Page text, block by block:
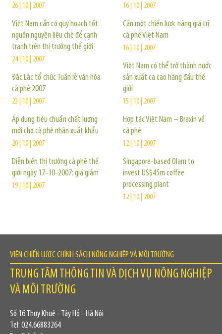
26 | 10 | 2007
Việt Nam cần có quy hoạch tốt
nguồn nguyên liệu chè để cạnh
tranh trên thị trường thế giới
24 | 10 | 2007
Đắc Lắc tổ chức Tuần lễ văn hóa
cà phê 2007
23 | 10 | 2007
Áp dụng tiêu chuẩn chất lượng
mới cho cà phê nhân xuất khẩu
20 | 10 | 2007
Diễn biến thị trường cà phê thế
giới ngày 17-10-2007: giá giảm
19 | 10 | 2007
16 | 10 | 2007
Cần một chiến lược nâng giá trị
cà phê Việt Nam
16 | 10 | 2007
Việt Nam có thể trở thành nước
sản xuất ca cao hàng đầu thế
giới
15 | 10 | 2007
Hợp tác Việt Nam – Braxin về
cà phê
12 | 10 | 2007
Singapore-based Olam to
invest US$45m coffee
processing plant
12 | 10 | 2007
VIỆN CHIẾN LƯỢC CHÍNH SÁCH NÔNG NGHIỆP VÀ MÔI TRƯỜNG
TRUNG TÂM THÔNG TIN VÀ DỊCH VỤ NÔNG NGHIỆP
VÀ MÔI TRƯỜNG
Số 16 Thụy Khuê - Tây Hồ - Hà Nội
Tel: 024.66883264